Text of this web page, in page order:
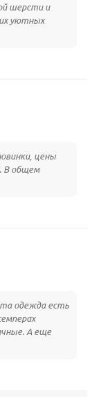
шерсти и
уютных
цены
В общем
одежда есть
А еще